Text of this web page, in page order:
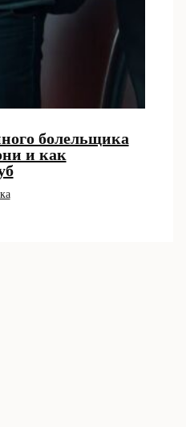
болельщика
и как